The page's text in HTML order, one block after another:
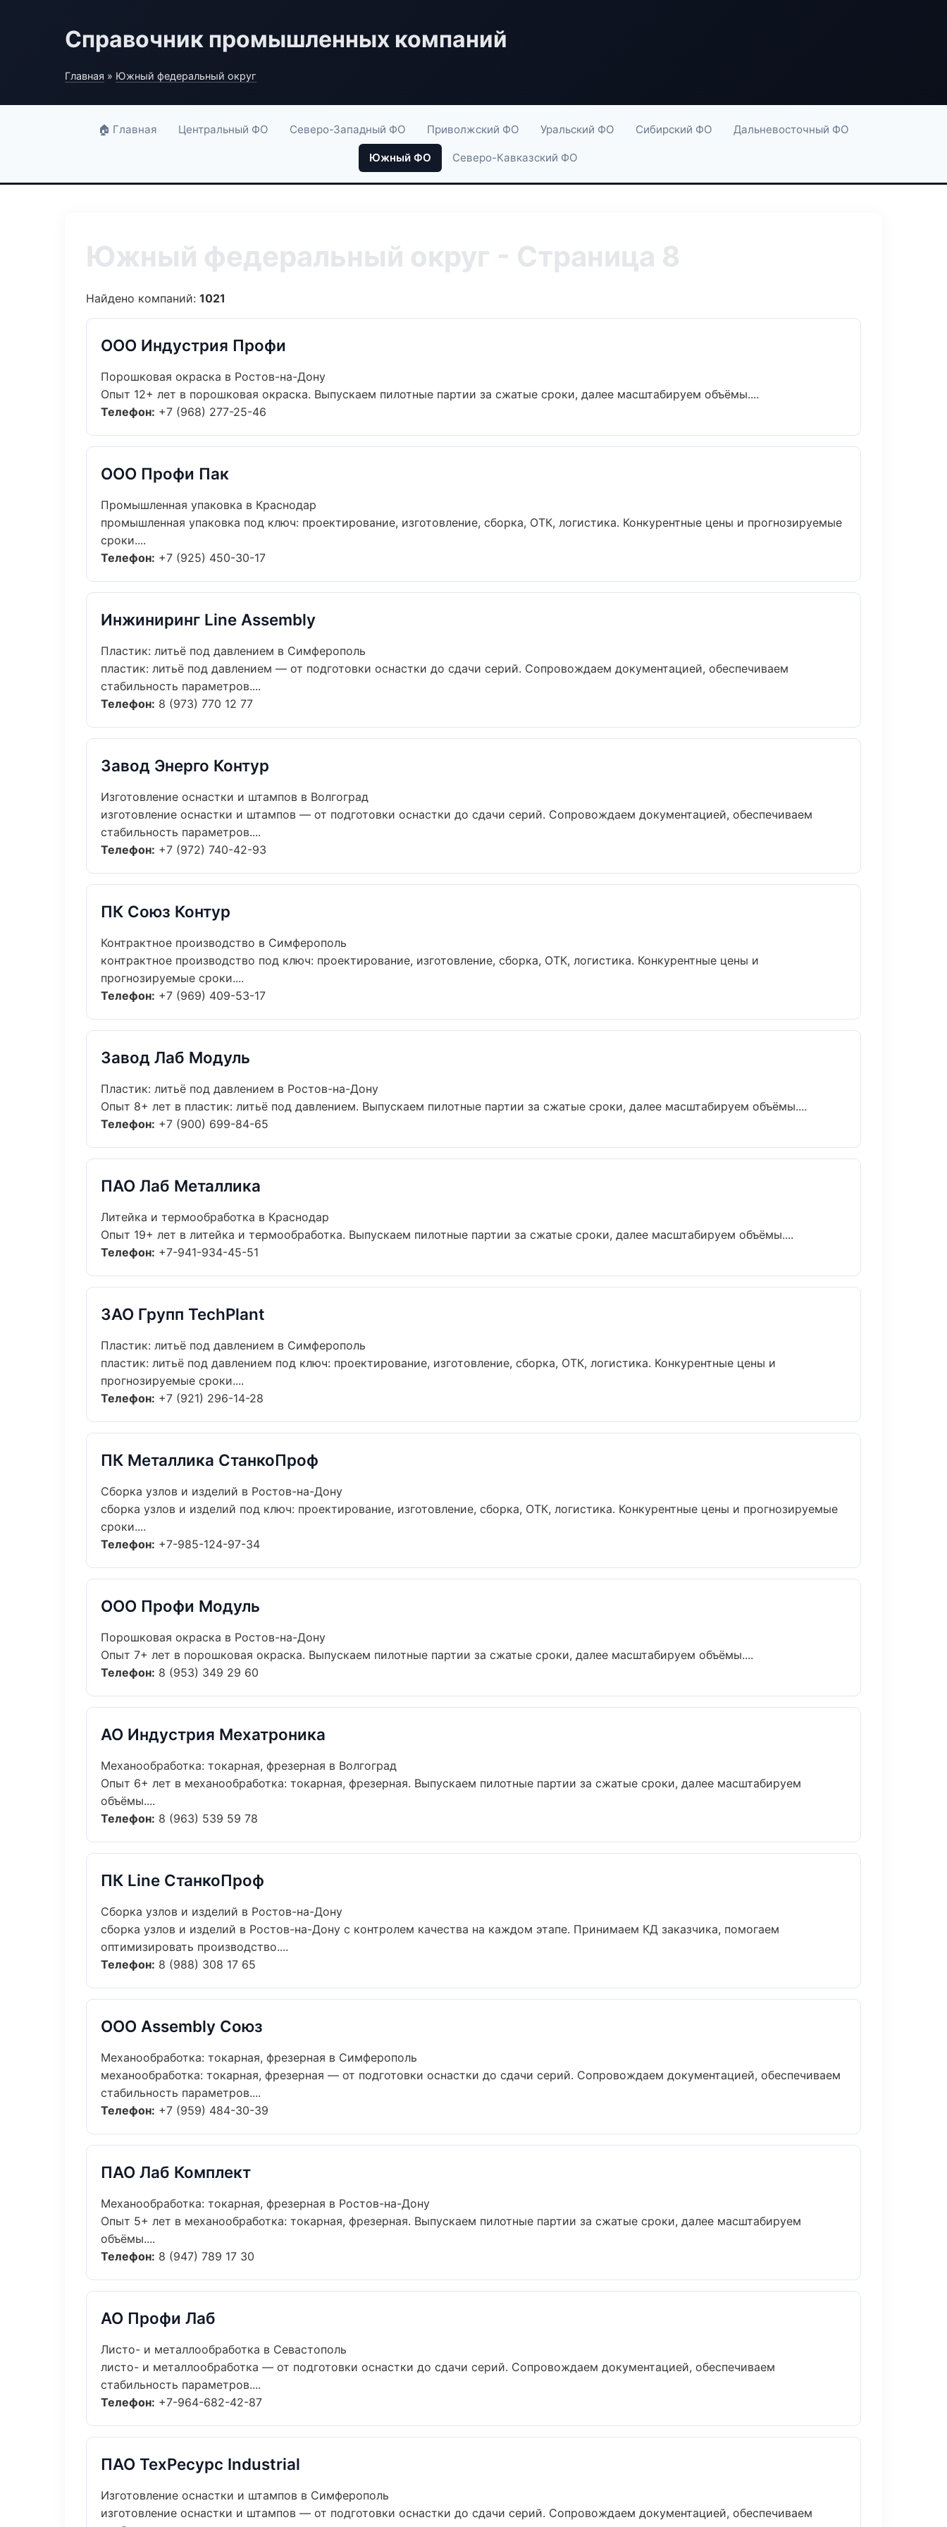
Справочник промышленных компаний
Главная » Южный федеральный округ
🏠 Главная Центральный ФО Северо-Западный ФО Приволжский ФО Уральский ФО Сибирский ФО Дальневосточный ФО
Южный ФО Северо-Кавказский ФО
Южный федеральный округ - Страница 8
Найдено компаний: 1021
ООО Индустрия Профи
Порошковая окраска в Ростов-на-Дону
Опыт 12+ лет в порошковая окраска. Выпускаем пилотные партии за сжатые сроки, далее масштабируем объёмы....
Телефон: +7 (968) 277-25-46
ООО Профи Пак
Промышленная упаковка в Краснодар
промышленная упаковка под ключ: проектирование, изготовление, сборка, ОТК, логистика. Конкурентные цены и прогнозируемые
сроки....
Телефон: +7 (925) 450-30-17
Инжиниринг Line Assembly
Пластик: литьё под давлением в Симферополь
пластик: литьё под давлением — от подготовки оснастки до сдачи серий. Сопровождаем документацией, обеспечиваем
стабильность параметров....
Телефон: 8 (973) 770 12 77
Завод Энерго Контур
Изготовление оснастки и штампов в Волгоград
изготовление оснастки и штампов — от подготовки оснастки до сдачи серий. Сопровождаем документацией, обеспечиваем
стабильность параметров....
Телефон: +7 (972) 740-42-93
ПК Союз Контур
Контрактное производство в Симферополь
контрактное производство под ключ: проектирование, изготовление, сборка, ОТК, логистика. Конкурентные цены и
прогнозируемые сроки....
Телефон: +7 (969) 409-53-17
Завод Лаб Модуль
Пластик: литьё под давлением в Ростов-на-Дону
Опыт 8+ лет в пластик: литьё под давлением. Выпускаем пилотные партии за сжатые сроки, далее масштабируем объёмы....
Телефон: +7 (900) 699-84-65
ПАО Лаб Металлика
Литейка и термообработка в Краснодар
Опыт 19+ лет в литейка и термообработка. Выпускаем пилотные партии за сжатые сроки, далее масштабируем объёмы....
Телефон: +7-941-934-45-51
ЗАО Групп TechPlant
Пластик: литьё под давлением в Симферополь
пластик: литьё под давлением под ключ: проектирование, изготовление, сборка, ОТК, логистика. Конкурентные цены и
прогнозируемые сроки....
Телефон: +7 (921) 296-14-28
ПК Металлика СтанкоПроф
Сборка узлов и изделий в Ростов-на-Дону
сборка узлов и изделий под ключ: проектирование, изготовление, сборка, ОТК, логистика. Конкурентные цены и прогнозируемые
сроки....
Телефон: +7-985-124-97-34
ООО Профи Модуль
Порошковая окраска в Ростов-на-Дону
Опыт 7+ лет в порошковая окраска. Выпускаем пилотные партии за сжатые сроки, далее масштабируем объёмы....
Телефон: 8 (953) 349 29 60
АО Индустрия Мехатроника
Механообработка: токарная, фрезерная в Волгоград
Опыт 6+ лет в механообработка: токарная, фрезерная. Выпускаем пилотные партии за сжатые сроки, далее масштабируем
объёмы....
Телефон: 8 (963) 539 59 78
ПК Line СтанкоПроф
Сборка узлов и изделий в Ростов-на-Дону
сборка узлов и изделий в Ростов-на-Дону с контролем качества на каждом этапе. Принимаем КД заказчика, помогаем
оптимизировать производство....
Телефон: 8 (988) 308 17 65
ООО Assembly Союз
Механообработка: токарная, фрезерная в Симферополь
механообработка: токарная, фрезерная — от подготовки оснастки до сдачи серий. Сопровождаем документацией, обеспечиваем
стабильность параметров....
Телефон: +7 (959) 484-30-39
ПАО Лаб Комплект
Механообработка: токарная, фрезерная в Ростов-на-Дону
Опыт 5+ лет в механообработка: токарная, фрезерная. Выпускаем пилотные партии за сжатые сроки, далее масштабируем
объёмы....
Телефон: 8 (947) 789 17 30
АО Профи Лаб
Листо- и металлообработка в Севастополь
листо- и металлообработка — от подготовки оснастки до сдачи серий. Сопровождаем документацией, обеспечиваем
стабильность параметров....
Телефон: +7-964-682-42-87
ПАО ТехРесурс Industrial
Изготовление оснастки и штампов в Симферополь
изготовление оснастки и штампов — от подготовки оснастки до сдачи серий. Сопровождаем документацией, обеспечиваем